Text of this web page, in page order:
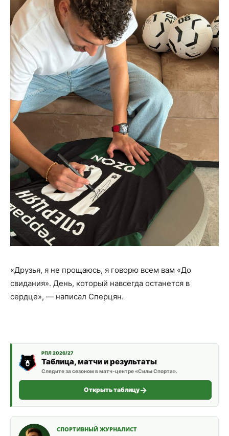
«Друзья, я не прощаюсь, я говорю всем вам «До
свидания». День, который навсегда останется в
сердце», — написал Сперцян.
РПЛ 2026/27
Таблица, матчи и результаты
Следите за сезоном в матч-центре «Силы Спорта».
Открыть таблицу
СПОРТИВНЫЙ ЖУРНАЛИСТ